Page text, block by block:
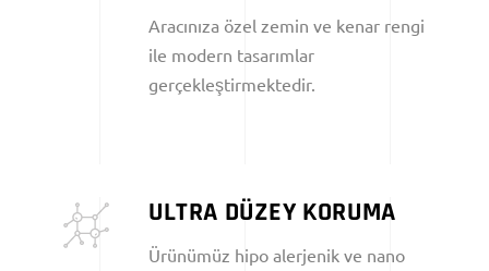
Aracınıza özel zemin ve kenar rengi
ile modern tasarımlar
gerçekleştirmektedir.
ULTRA DÜZEY KORUMA
Ürünümüz hipo alerjenik ve nano